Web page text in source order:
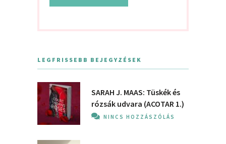
LEGFRISSEBB BEJEGYZÉSEK
SARAH J. MAAS: Tüskék és
rózsák udvara (ACOTAR 1.)
NINCS HOZZÁSZÓLÁS